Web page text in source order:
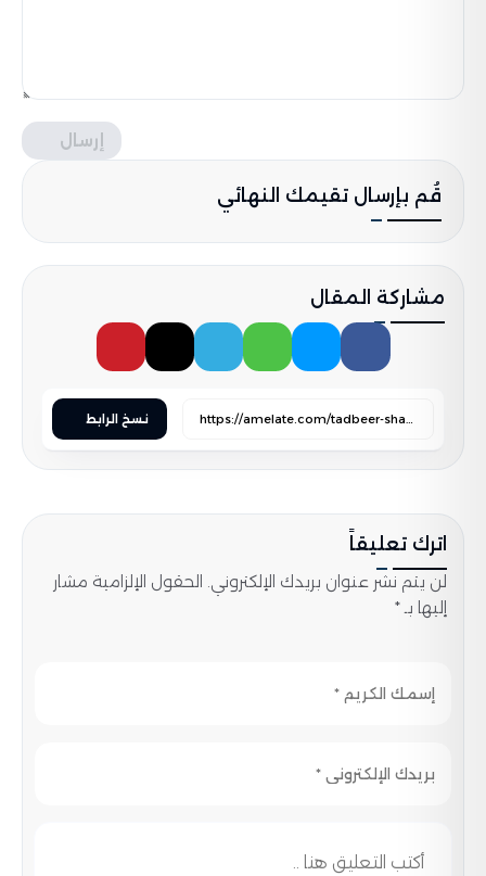
إرسال
قُم بإرسال تقيمك النهائي
مشاركة المقال
نسخ الرابط
اترك تعليقاً
لن يتم نشر عنوان بريدك الإلكتروني. الحقول الإلزامية مشار
إليها بـ *